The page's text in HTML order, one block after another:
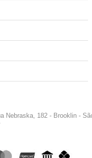
Nebraska, 182 - Brooklin -